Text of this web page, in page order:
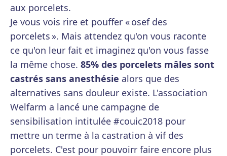
aux porcelets.
Je vous vois rire et pouffer « osef des
porcelets ». Mais attendez qu'on vous raconte
ce qu'on leur fait et imaginez qu'on vous fasse
la même chose. 85% des porcelets mâles sont
castrés sans anesthésie alors que des
alternatives sans douleur existe. L'association
Welfarm a lancé une campagne de
sensibilisation intitulée #couic2018 pour
mettre un terme à la castration à vif des
porcelets. C'est pour pouvoirr faire encore plus